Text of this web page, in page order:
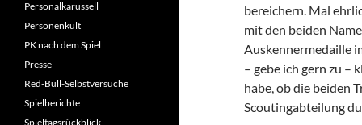
bereichern. Mal
mit den beiden
Auskennermedaille
– gebe ich gern zu –
habe, ob die beiden
Scoutingabteilung
Personalkarussell
Personenkult
PK nach dem Spiel
Presse
Red-Bull-Selbstversuche
Spielberichte
Spieltagsrückblick